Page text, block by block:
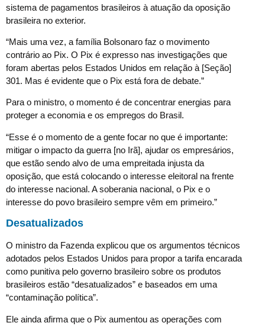
sistema de pagamentos brasileiros à atuação da oposição
brasileira no exterior.
“Mais uma vez, a família Bolsonaro faz o movimento
contrário ao Pix. O Pix é expresso nas investigações que
foram abertas pelos Estados Unidos em relação à [Seção]
301. Mas é evidente que o Pix está fora de debate.”
Para o ministro, o momento é de concentrar energias para
proteger a economia e os empregos do Brasil.
“Esse é o momento de a gente focar no que é importante:
mitigar o impacto da guerra [no Irã], ajudar os empresários,
que estão sendo alvo de uma empreitada injusta da
oposição, que está colocando o interesse eleitoral na frente
do interesse nacional. A soberania nacional, o Pix e o
interesse do povo brasileiro sempre vêm em primeiro.”
Desatualizados
O ministro da Fazenda explicou que os argumentos técnicos
adotados pelos Estados Unidos para propor a tarifa encarada
como punitiva pelo governo brasileiro sobre os produtos
brasileiros estão “desatualizados” e baseados em uma
“contaminação política”.
Ele ainda afirma que o Pix aumentou as operações com